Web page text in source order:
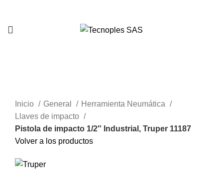
Inicio
General
Herramienta Neumática
Llaves de impacto
Pistola de impacto 1/2″ Industrial, Truper 11187
Volver a los productos